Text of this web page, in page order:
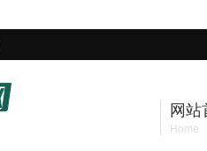
网站
Home